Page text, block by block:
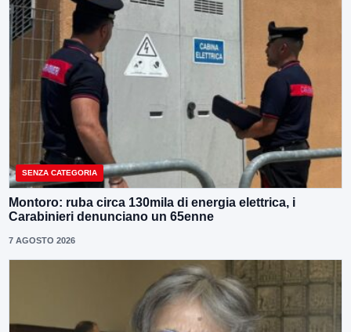
SENZA CATEGORIA
Montoro: ruba circa 130mila di energia elettrica, i
Carabinieri denunciano un 65enne
7 AGOSTO 2026